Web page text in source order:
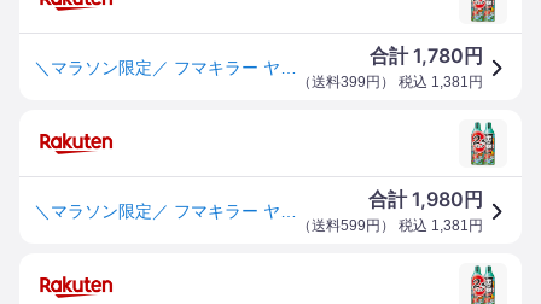
合計1,780 円
（送料399円 ） 税込 1,381 円
合計1,980 円
（送料599円 ） 税込 1,381 円